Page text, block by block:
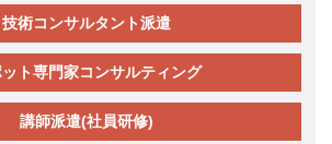
技術コンサルタント派遣
ット専門家コンサルティング
講師派遣(社員研修)